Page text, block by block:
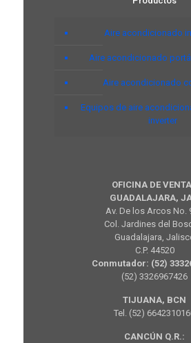
Aire acondicionado
Aire acondicionado
Aire acondicionado
Equipos de aire
inverter
OFICINA DE
GUADALAJARA,
Av. De los Arcos No.
Col. Jardines del
Guadalajara,
C.P. 44520
Conmutador: (52)
(52) 3326967426
TIJUANA, BCN
Tel. (52)
CANCÚN Q.R.: